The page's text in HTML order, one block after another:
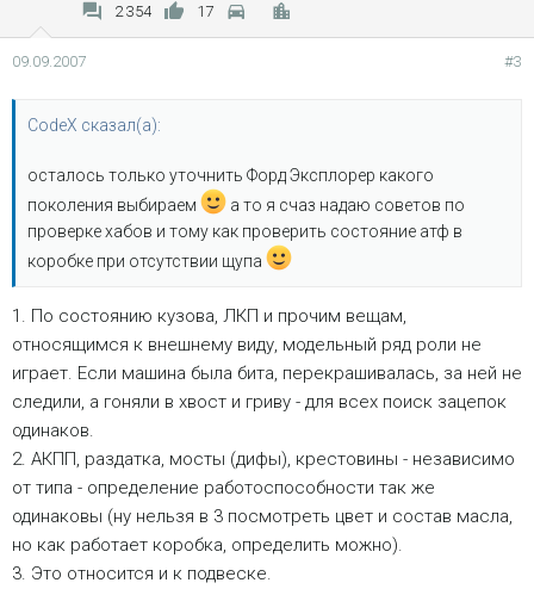
2 354 17
09.09.2007 #3
CodeX сказал(а):
осталось только уточнить Форд Эксплорер какого
поколения выбираем
а то я счаз надаю советов по
проверке хабов и тому как проверить состояние атф в
коробке при отсутствии щупа
1. По состоянию кузова, ЛКП и прочим вещам,
относящимся к внешнему виду, модельный ряд роли не
играет. Если машина была бита, перекрашивалась, за ней не
следили, а гоняли в хвост и гриву - для всех поиск зацепок
одинаков.
2. АКПП, раздатка, мосты (дифы), крестовины - независимо
от типа - определение работоспособности так же
одинаковы (ну нельзя в 3 посмотреть цвет и состав масла,
но как работает коробка, определить можно).
3. Это относится и к подвеске.